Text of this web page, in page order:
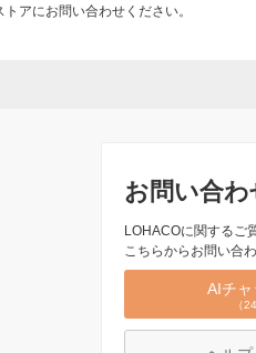
アにお問い合わせください。
お問い合わ
LOHACOに関するご
こちらからお問い合
AIチャ
（